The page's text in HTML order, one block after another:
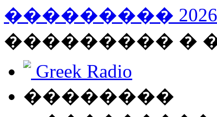
��������� 2026
��������� �
Greek Radio
��������